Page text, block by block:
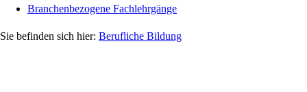
Branchenbezogene Fachlehrgänge
Berufliche Bildung